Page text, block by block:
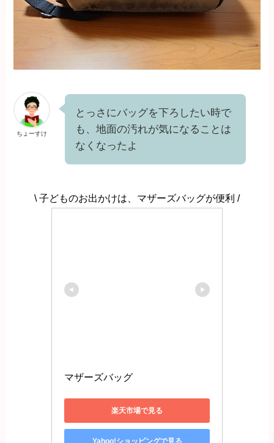
ちょーすけ
とっさにバッグを下ろしたい時で
も、地面の汚れが気になることは
なくなったよ
\ 子どものお出かけは、マザーズバッグが便利 /
マザーズバッグ
楽天市場で見る
Yahoo!ショッピングで見る